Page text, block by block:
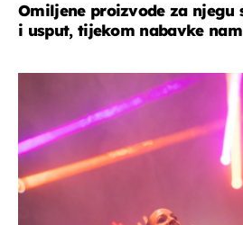
Omiljene proizvode za njegu
i usput, tijekom nabavke